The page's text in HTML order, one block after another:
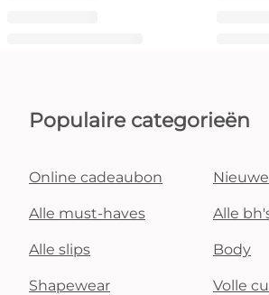
Populaire categorieën
Online cadeaubon
Alle must-haves Alle
Alle slips Body
Shapewear Volle